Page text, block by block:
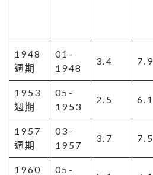
1948
週期
01-
1948
3.4 7.9
1953
週期
05-
1953
2.5 6.1
1957
週期
03-
1957
3.7 7.5
1960 05-